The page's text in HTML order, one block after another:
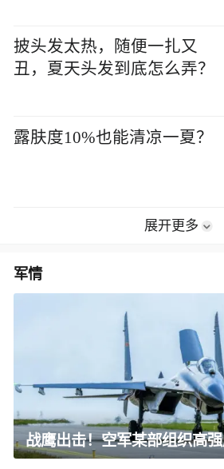
披头发太热，随便一扎又
丑，夏天头发到底怎么弄？
露肤度10%也能清凉一夏？
展开更多
军情